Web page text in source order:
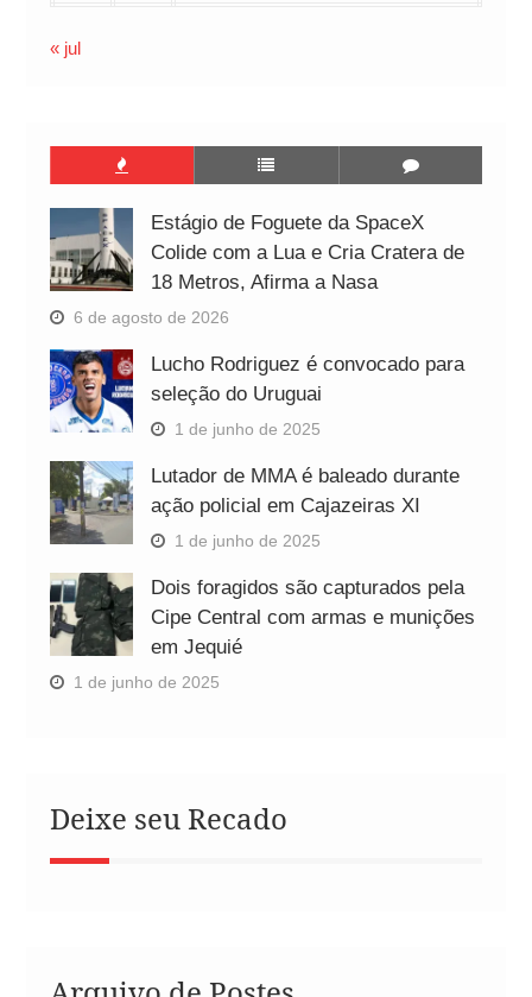
« jul
Estágio de Foguete da SpaceX
Colide com a Lua e Cria Cratera de
18 Metros, Afirma a Nasa
6 de agosto de 2026
Lucho Rodriguez é convocado para
seleção do Uruguai
1 de junho de 2025
Lutador de MMA é baleado durante
ação policial em Cajazeiras XI
1 de junho de 2025
Dois foragidos são capturados pela
Cipe Central com armas e munições
em Jequié
1 de junho de 2025
Deixe seu Recado